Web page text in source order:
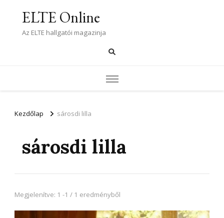
ELTE Online
Az ELTE hallgatói magazinja
Kezdőlap sárosdi lilla
sárosdi lilla
Megjelenítve: 1 -1 / 1 eredményből